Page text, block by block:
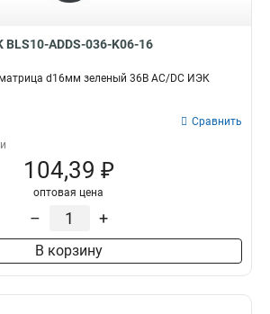
BLS10-ADDS-036-K06-16
d16мм зеленый 36В AC/DC ИЭК
Сравнить
104,39 ₽
оптовая цена
– +
В корзину